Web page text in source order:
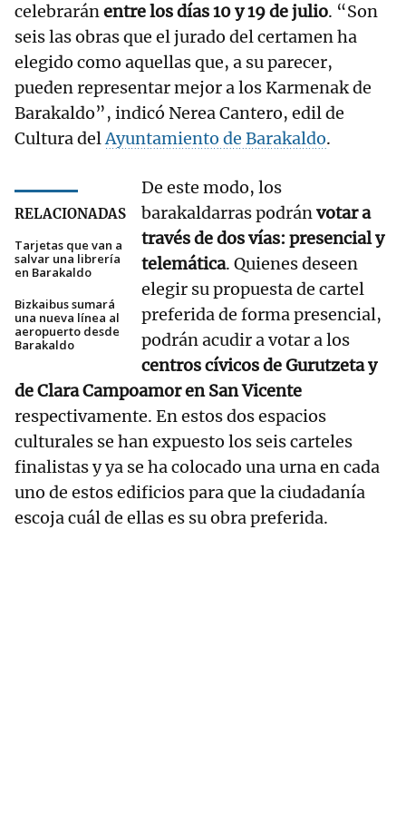
celebraránentre los días 10 y 19 de julio. “Son
seis las obras que el jurado del certamen ha
elegido como aquellas que, a su parecer,
pueden representar mejor a los Karmenak de
Barakaldo”, indicó Nerea Cantero, edil de
Cultura delAyuntamiento de Barakaldo.
RELACIONADAS
Tarjetas que van a
salvar una librería
en Barakaldo
Bizkaibus sumará
una nueva línea al
aeropuerto desde
Barakaldo
De este modo, los
barakaldarras podránvotar a
través de dos vías: presencial y
telemática. Quienes deseen
elegir su propuesta de cartel
preferida de forma presencial,
podrán acudir a votar a los
centros cívicos de Gurutzeta y
de Clara Campoamor en San Vicente
respectivamente. En estos dos espacios
culturales se han expuesto los seis carteles
finalistas y ya se ha colocado una urna en cada
uno de estos edificios para que la ciudadanía
escoja cuál de ellas es su obra preferida.